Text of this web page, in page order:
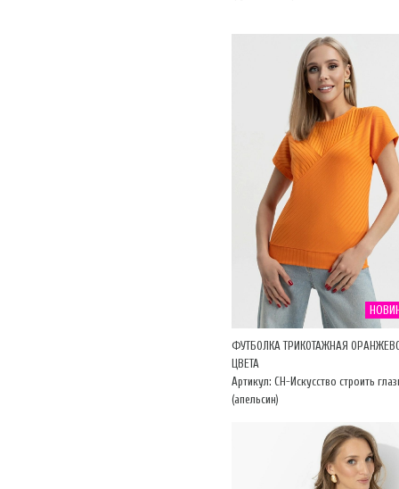
ФУТБОЛКА ТРИКОТАЖНАЯ
ЦВЕТА
Артикул: CH-Искусство строить
(апельсин)